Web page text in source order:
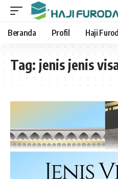
Beranda Profil Haji
Tag: jenis jenis